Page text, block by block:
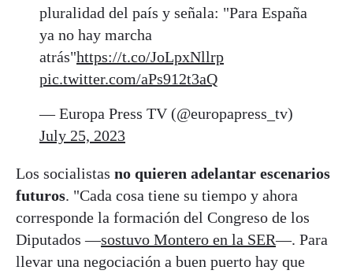
pluralidad del país y señala: "Para España
ya no hay marcha
atrás"https://t.co/JoLpxNllrp
pic.twitter.com/aPs912t3aQ
— Europa Press TV (@europapress_tv)
July 25, 2023
Los socialistas no quieren adelantar escenarios
futuros. "Cada cosa tiene su tiempo y ahora
corresponde la formación del Congreso de los
Diputados —sostuvo Montero en la SER—. Para
llevar una negociación a buen puerto hay que